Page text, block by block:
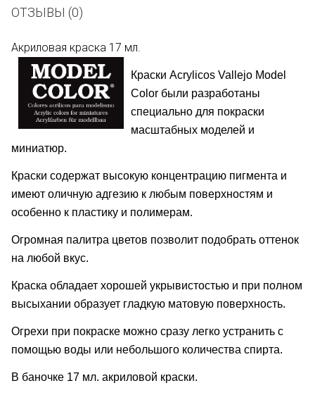
ОТЗЫВЫ (0)
Акриловая краска 17 мл.
Краски Acrylicos Vallejo Model
Color были разработаны
специально для покраски
масштабных моделей и
миниатюр.
Краски содержат высокую концентрацию пигмента и
имеют оличную адгезию к любым поверхностям и
особенно к пластику и полимерам.
Огромная палитра цветов позволит подобрать оттенок
на любой вкус.
Краска обладает хорошей укрывистостью и при полном
высыхании образует гладкую матовую поверхность.
Огрехи при покраске можно сразу легко устранить с
помощью воды или небольшого количества спирта.
В баночке 17 мл. акриловой краски.